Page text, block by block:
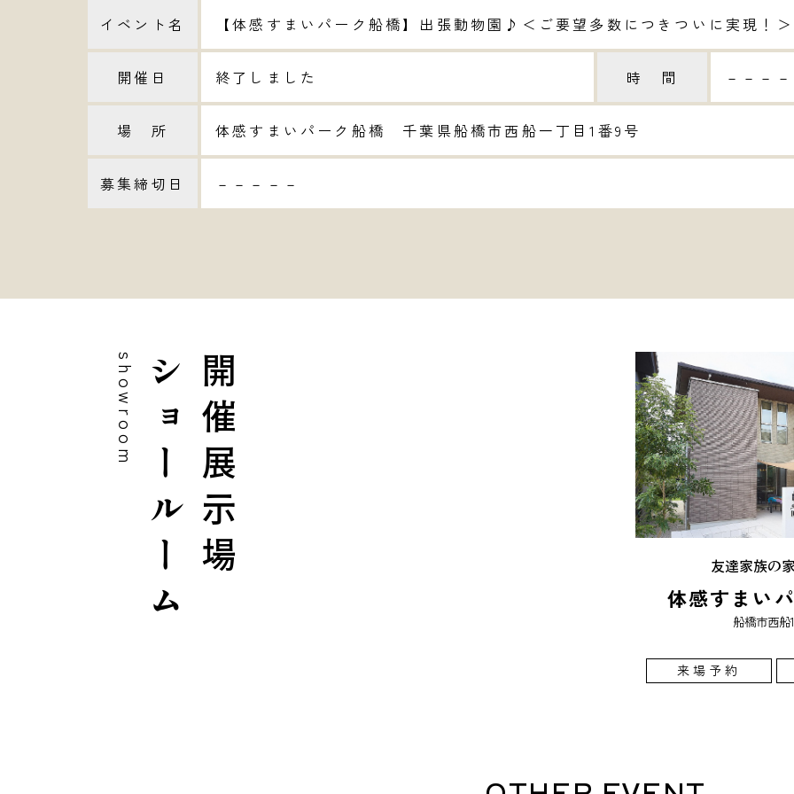
イベント名 【体感すまいパーク船橋】出張動物園♪＜ご要望多数につきついに実現！＞
開催日 終了しました 時 間 －－－
場 所 体感すまいパーク船橋 千葉県船橋市西船一丁目1番9号
募集締切日 －－－－－
開催展示場
ショールーム
showroom
友達家族の
体感すまい
船橋市西船
来場予約